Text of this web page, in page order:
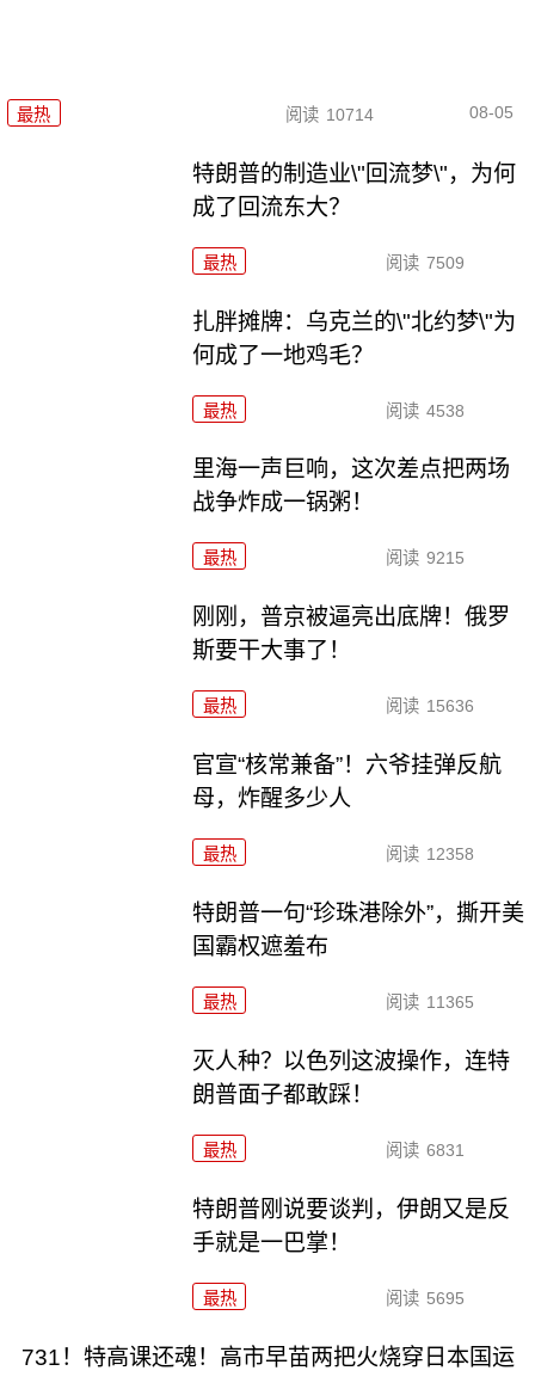
最热 阅读 10714 08-05
特朗普的制造业\"回流梦\"，为何
成了回流东大？
最热 阅读 7509
扎胖摊牌：乌克兰的\"北约梦\"为
何成了一地鸡毛？
最热 阅读 4538
里海一声巨响，这次差点把两场
战争炸成一锅粥！
最热 阅读 9215
刚刚，普京被逼亮出底牌！俄罗
斯要干大事了！
最热 阅读 15636
官宣“核常兼备”！六爷挂弹反航
母，炸醒多少人
最热 阅读 12358
特朗普一句“珍珠港除外”，撕开美
国霸权遮羞布
最热 阅读 11365
灭人种？以色列这波操作，连特
朗普面子都敢踩！
最热 阅读 6831
特朗普刚说要谈判，伊朗又是反
手就是一巴掌！
最热 阅读 5695
731！特高课还魂！高市早苗两把火烧穿日本国运